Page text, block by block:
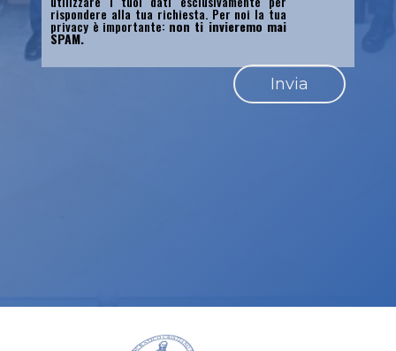
rispondere alla tua richiesta. Per noi la tua
privacy è importante: non ti invieremo mai
SPAM.